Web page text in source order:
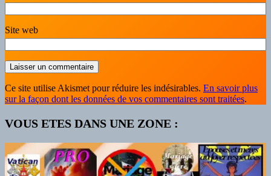
Site web
Ce site utilise Akismet pour réduire les indésirables. En savoir plus
sur la façon dont les données de vos commentaires sont traitées.
VOUS ETES DANS UNE ZONE :